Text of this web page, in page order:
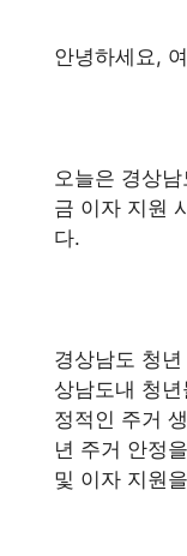
안녕하세요,
오늘은 경상
금 이자 지원
다.
경상남도 청
상남도내 청
정적인 주거
년 주거 안정
및 이자 지원